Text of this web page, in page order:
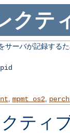
クテ
サーバが記録する
mpmt_os2,
ティ